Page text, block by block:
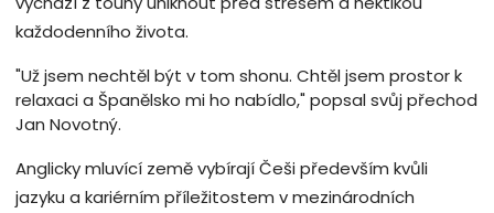
každodenního života.
"Už jsem nechtěl být v tom shonu. Chtěl jsem prostor k
relaxaci a Španělsko mi ho nabídlo," popsal svůj přechod
Jan Novotný.
Anglicky mluvící země vybírají Češi především kvůli
jazyku a kariérním příležitostem v mezinárodních